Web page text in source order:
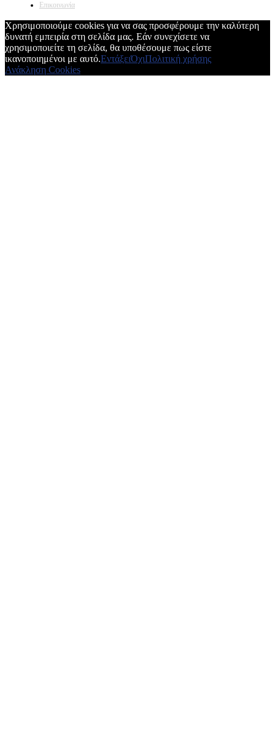
Επικοινωνία
Χρησιμοποιούμε cookies για να σας προσφέρουμε την καλύτερη
δυνατή εμπειρία στη σελίδα μας. Εάν συνεχίσετε να
χρησιμοποιείτε τη σελίδα, θα υποθέσουμε πως είστε
ικανοποιημένοι με αυτό.ΕντάξειΌχιΠολιτική χρήσης
Ανάκληση Cookies